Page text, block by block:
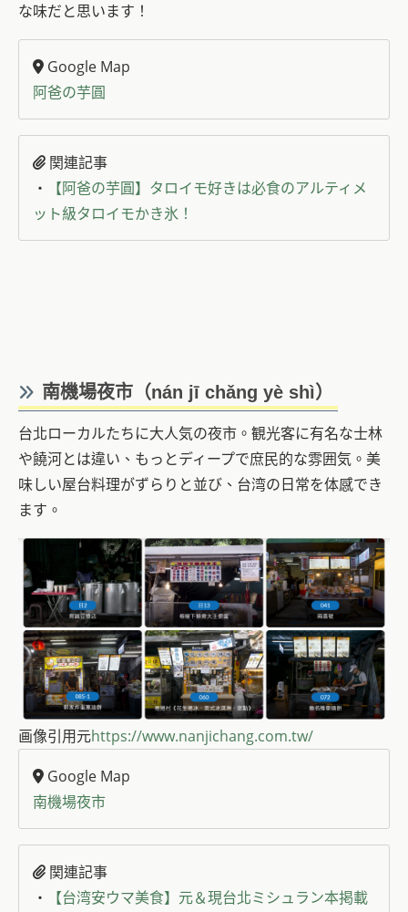
な味だと思います！
Google Map
阿爸の芋圓
関連記事
・
【阿爸の芋圓】タロイモ好きは必食のアルティメ
ット級タロイモかき氷！
南機場夜市 （nán jī chǎng yè shì）
台北ローカルたちに大人気の夜市。観光客に有名な士林
や饒河とは違い、もっとディープで庶民的な雰囲気。美
味しい屋台料理がずらりと並び、台湾の日常を体感でき
ます。
画像引用元https://www.nanjichang.com.tw/
Google Map
南機場夜市
関連記事
・
【台湾安ウマ美食】元＆現台北ミシュラン本掲載